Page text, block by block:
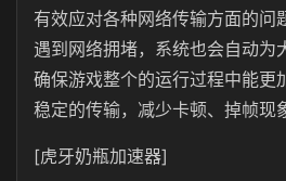
有效应对各种网络传输方面的问
遇到网络拥堵，系统也会自动为
确保游戏整个的运行过程中能更
稳定的传输，减少卡顿、掉帧现
[虎牙奶瓶加速器]